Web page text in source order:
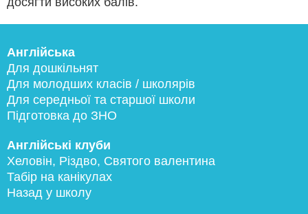
Англійська
Для дошкільнят
Для молодших класів / школярів
Для середньої та старшої школи
Підготовка до ЗНО
Англійські клуби
Хеловін, Різдво, Святого валентина
Табір на канікулах
Назад у школу